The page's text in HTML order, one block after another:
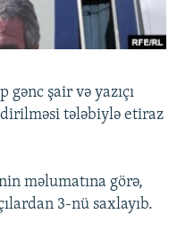
şair və yazıçı
tələbiylə etiraz
məlumatına görə,
3-nü saxlayıb.